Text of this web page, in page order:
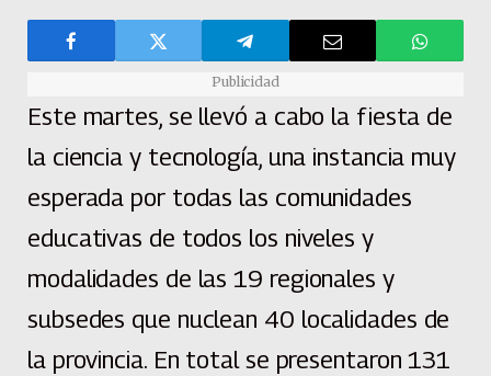
Publicidad
Este martes, se llevó a cabo la fiesta de
la ciencia y tecnología, una instancia muy
esperada por todas las comunidades
educativas de todos los niveles y
modalidades de las 19 regionales y
subsedes que nuclean 40 localidades de
la provincia. En total se presentaron 131